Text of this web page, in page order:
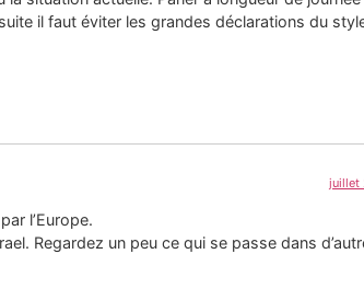
il faut éviter les grandes déclarations du
juillet
l’Europe.
Regardez un peu ce qui se passe dans